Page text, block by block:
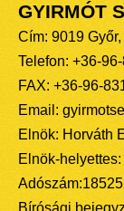
GYIRMÓT
Cím: 9019
Telefon: +36-
FAX: +36-96-
Email:
Elnök: Horváth
Elnök-